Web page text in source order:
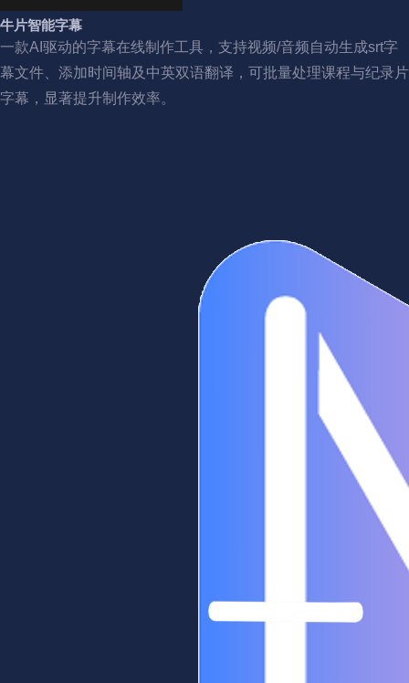
牛片智能字幕
一款AI驱动的字幕在线制作工具，支持视频/音频自动生成srt字
幕文件、添加时间轴及中英双语翻译，可批量处理课程与纪录片
字幕，显著提升制作效率。